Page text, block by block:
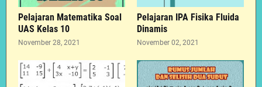
Pelajaran Matematika Soal
UAS Kelas 10
November 28, 2021
Pelajaran IPA Fisika Fluida
Dinamis
November 02, 2021